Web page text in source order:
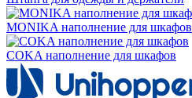
MONIKA наполнение для шкафов
COKA наполнение для шкафов